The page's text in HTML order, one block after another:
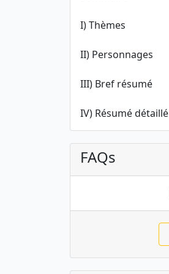
I) Thèmes
II) Personnages
III) Bref résumé
IV) Résumé détaillé
FAQs